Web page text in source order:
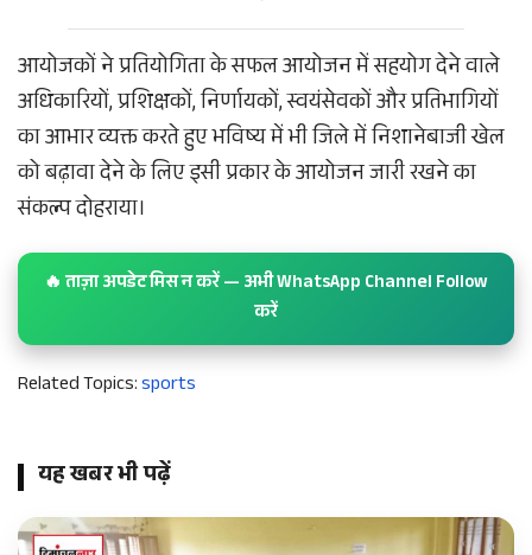
आयोजकों ने प्रतियोगिता के सफल आयोजन में सहयोग देने वाले
अधिकारियों, प्रशिक्षकों, निर्णायकों, स्वयंसेवकों और प्रतिभागियों
का आभार व्यक्त करते हुए भविष्य में भी जिले में निशानेबाजी खेल
को बढ़ावा देने के लिए इसी प्रकार के आयोजन जारी रखने का
संकल्प दोहराया।
🔥 ताज़ा अपडेट मिस न करें — अभी WhatsApp Channel Follow
करें
Related Topics:sports
यह खबर भी पढ़ें